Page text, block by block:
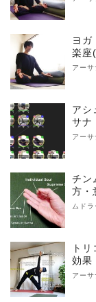
ヨガ
楽座
アー
アシ
サナ
アー
チン
方・
ムド
ト
効果
アー